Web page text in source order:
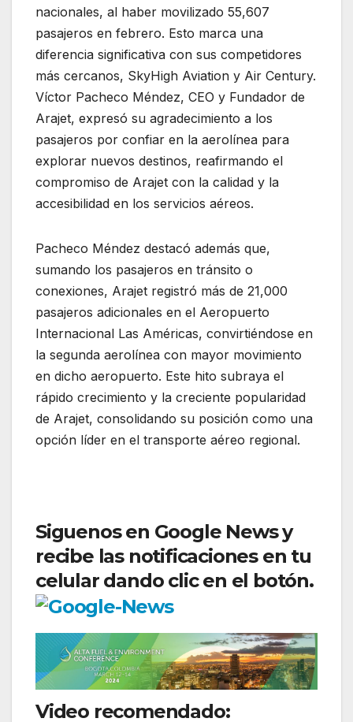
nacionales, al haber movilizado 55,607
pasajeros en febrero. Esto marca una
diferencia significativa con sus competidores
más cercanos, SkyHigh Aviation y Air Century.
Víctor Pacheco Méndez, CEO y Fundador de
Arajet, expresó su agradecimiento a los
pasajeros por confiar en la aerolínea para
explorar nuevos destinos, reafirmando el
compromiso de Arajet con la calidad y la
accesibilidad en los servicios aéreos.
Pacheco Méndez destacó además que,
sumando los pasajeros en tránsito o
conexiones, Arajet registró más de 21,000
pasajeros adicionales en el Aeropuerto
Internacional Las Américas, convirtiéndose en
la segunda aerolínea con mayor movimiento
en dicho aeropuerto. Este hito subraya el
rápido crecimiento y la creciente popularidad
de Arajet, consolidando su posición como una
opción líder en el transporte aéreo regional.
Siguenos en Google News y
recibe las notificaciones en tu
celular dando clic en el botón.
Video recomendado: